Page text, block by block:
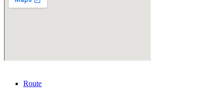
Route